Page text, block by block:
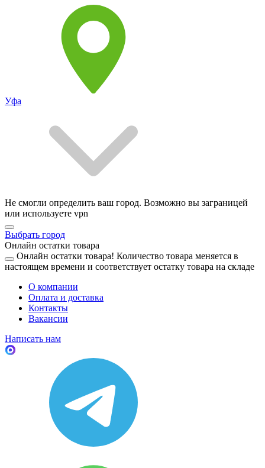
Уфа
Не смогли определить ваш город. Возможно вы заграницей
или используете vpn
Выбрать город
Онлайн остатки товара
Онлайн остатки товара! Количество товара меняется в
настоящем времени и соответствует остатку товара на складе
О компании
Оплата и доставка
Контакты
Вакансии
Написать нам